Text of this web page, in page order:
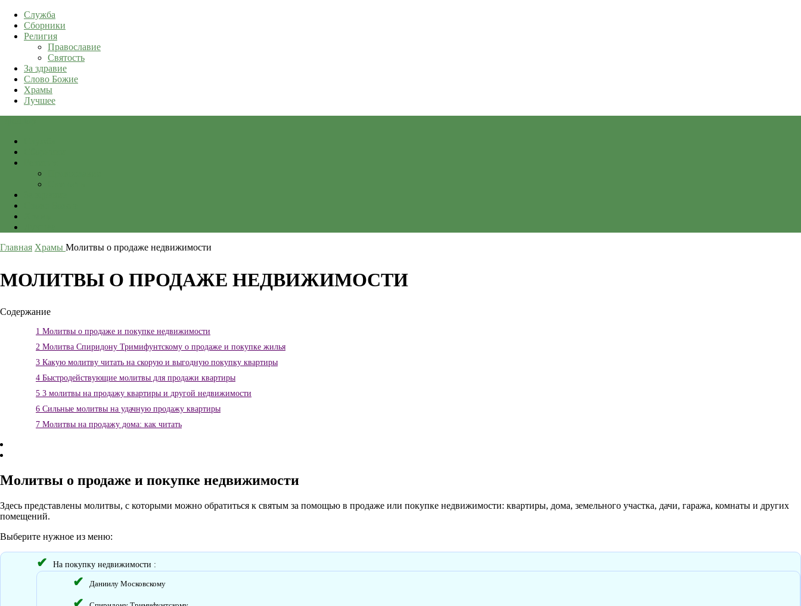
Служба
Сборники
Религия
Православие
Святость
За здравие
Слово Божие
Храмы
Лучшее
Главная Храмы Молитвы о продаже недвижимости
МОЛИТВЫ О ПРОДАЖЕ НЕДВИЖИМОСТИ
Содержание
1 Молитвы о продаже и покупке недвижимости
2 Молитва Спиридону Тримифунтскому о продаже и покупке жилья
3 Какую молитву читать на скорую и выгодную покупку квартиры
4 Быстродействующие молитвы для продажи квартиры
5 3 молитвы на продажу квартиры и другой недвижимости
6 Сильные молитвы на удачную продажу квартиры
7 Молитвы на продажу дома: как читать
Молитвы о продаже и покупке недвижимости
Здесь представлены молитвы, с которыми можно обратиться к святым за помощью в продаже или покупке недвижимости: квартиры, дома, земельного участка, дачи, гаража, комнаты и других
помещений.
Выберите нужное из меню:
На покупку недвижимости :
Даниилу Московскому